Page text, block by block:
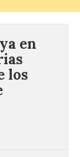
en
los